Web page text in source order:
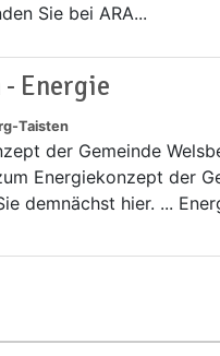
Sie bei ARA...
- Energie
Taisten
der Gemeinde
Energiekonzept der
demnächst hier. ...